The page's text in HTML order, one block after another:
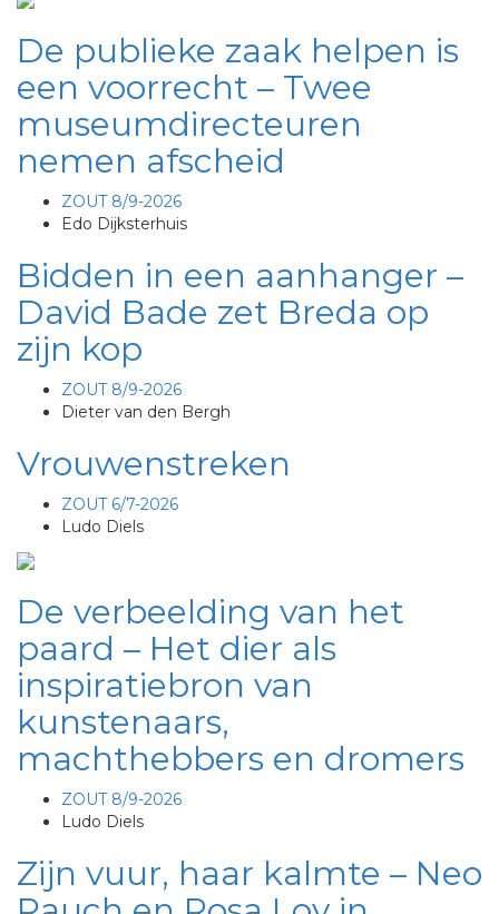
De publieke zaak helpen is
een voorrecht – Twee
museumdirecteuren
nemen afscheid
ZOUT 8/9-2026
Edo Dijksterhuis
Bidden in een aanhanger –
David Bade zet Breda op
zijn kop
ZOUT 8/9-2026
Dieter van den Bergh
Vrouwenstreken
ZOUT 6/7-2026
Ludo Diels
De verbeelding van het
paard – Het dier als
inspiratiebron van
kunstenaars,
machthebbers en dromers
ZOUT 8/9-2026
Ludo Diels
Zijn vuur, haar kalmte – Neo